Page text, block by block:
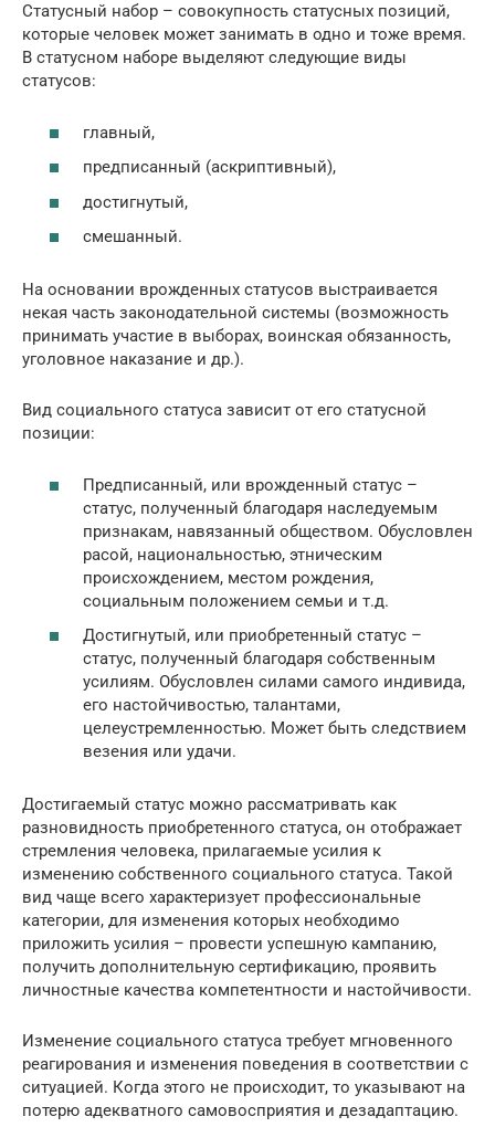
Статусный набор – совокупность статусных позиций,
которые человек может занимать в одно и тоже время.
В статусном наборе выделяют следующие виды
статусов:
главный,
предписанный (аскриптивный),
достигнутый,
смешанный.
На основании врожденных статусов выстраивается
некая часть законодательной системы (возможность
принимать участие в выборах, воинская обязанность,
уголовное наказание и др.).
Вид социального статуса зависит от его статусной
позиции:
Предписанный, или врожденный статус –
статус, полученный благодаря наследуемым
признакам, навязанный обществом. Обусловлен
расой, национальностью, этническим
происхождением, местом рождения,
социальным положением семьи и т.д.
Достигнутый, или приобретенный статус –
статус, полученный благодаря собственным
усилиям. Обусловлен силами самого индивида,
его настойчивостью, талантами,
целеустремленностью. Может быть следствием
везения или удачи.
Достигаемый статус можно рассматривать как
разновидность приобретенного статуса, он отображает
стремления человека, прилагаемые усилия к
изменению собственного социального статуса. Такой
вид чаще всего характеризует профессиональные
категории, для изменения которых необходимо
приложить усилия – провести успешную кампанию,
получить дополнительную сертификацию, проявить
личностные качества компетентности и настойчивости.
Изменение социального статуса требует мгновенного
реагирования и изменения поведения в соответствии с
ситуацией. Когда этого не происходит, то указывают на
потерю адекватного самовосприятия и дезадаптацию.